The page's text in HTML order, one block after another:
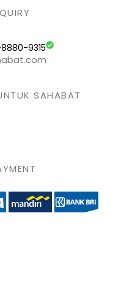
8880-9315
SAHABAT